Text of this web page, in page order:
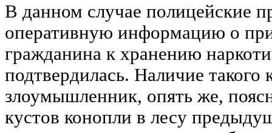
В данном случае полицейские
оперативную информацию о
гражданина к хранению
подтвердилась. Наличие такого
злоумышленник, опять же,
кустов конопли в лесу